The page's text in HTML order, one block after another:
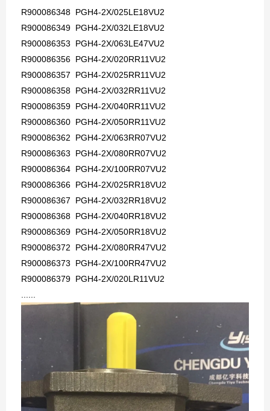
R900086348 PGH4-2X/025LE18VU2
R900086349 PGH4-2X/032LE18VU2
R900086353 PGH4-2X/063LE47VU2
R900086356 PGH4-2X/020RR11VU2
R900086357 PGH4-2X/025RR11VU2
R900086358 PGH4-2X/032RR11VU2
R900086359 PGH4-2X/040RR11VU2
R900086360 PGH4-2X/050RR11VU2
R900086362 PGH4-2X/063RR07VU2
R900086363 PGH4-2X/080RR07VU2
R900086364 PGH4-2X/100RR07VU2
R900086366 PGH4-2X/025RR18VU2
R900086367 PGH4-2X/032RR18VU2
R900086368 PGH4-2X/040RR18VU2
R900086369 PGH4-2X/050RR18VU2
R900086372 PGH4-2X/080RR47VU2
R900086373 PGH4-2X/100RR47VU2
R900086379 PGH4-2X/020LR11VU2